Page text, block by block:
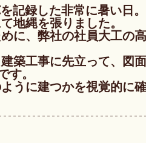
記録した非常に暑い日。
地縄を張りました。
に、弊社の社員大工の
建築工事に先立って、図
す。
うに建つかを視覚的に